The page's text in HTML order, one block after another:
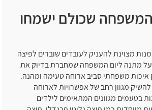
שכולם ישמחו
מצוינת להעניק לעובדים שוברים לפיצה
מתנה ליום המשפחה שמחברת בדיוק את
איכות משפחתי סביב ארוחה טעימה ומהנה.
מגוון רחב של אפשרויות לארוחה
בטעמים מגוונים המתאימים לילדים